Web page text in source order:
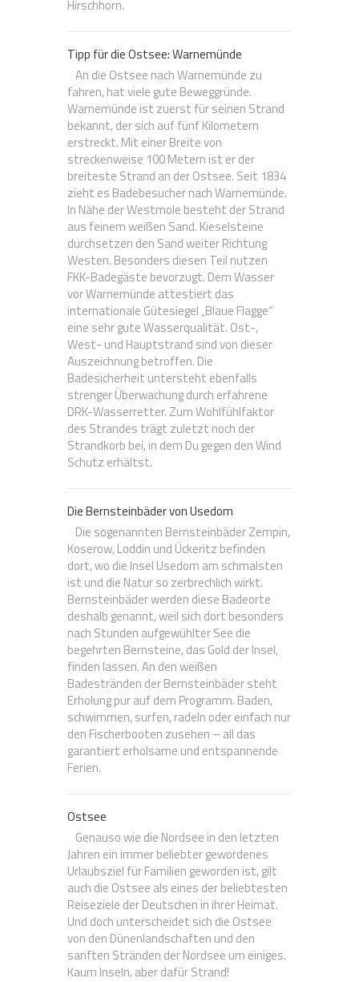
Hirschhorn.
Tipp für die Ostsee: Warnemünde
An die Ostsee nach Warnemünde zu
fahren, hat viele gute Beweggründe.
Warnemünde ist zuerst für seinen Strand
bekannt, der sich auf fünf Kilometern
erstreckt. Mit einer Breite von
streckenweise 100 Metern ist er der
breiteste Strand an der Ostsee. Seit 1834
zieht es Badebesucher nach Warnemünde.
In Nähe der Westmole besteht der Strand
aus feinem weißen Sand. Kieselsteine
durchsetzen den Sand weiter Richtung
Westen. Besonders diesen Teil nutzen
FKK-Badegäste bevorzugt. Dem Wasser
vor Warnemünde attestiert das
internationale Gütesiegel „Blaue Flagge“
eine sehr gute Wasserqualität. Ost-,
West- und Hauptstrand sind von dieser
Auszeichnung betroffen. Die
Badesicherheit untersteht ebenfalls
strenger Überwachung durch erfahrene
DRK-Wasserretter. Zum Wohlfühlfaktor
des Strandes trägt zuletzt noch der
Strandkorb bei, in dem Du gegen den Wind
Schutz erhältst.
Die Bernsteinbäder von Usedom
Die sogenannten Bernsteinbäder Zempin,
Koserow, Loddin und Ückeritz befinden
dort, wo die Insel Usedom am schmalsten
ist und die Natur so zerbrechlich wirkt.
Bernsteinbäder werden diese Badeorte
deshalb genannt, weil sich dort besonders
nach Stunden aufgewühlter See die
begehrten Bernsteine, das Gold der Insel,
finden lassen. An den weißen
Badestränden der Bernsteinbäder steht
Erholung pur auf dem Programm. Baden,
schwimmen, surfen, radeln oder einfach nur
den Fischerbooten zusehen – all das
garantiert erholsame und entspannende
Ferien.
Ostsee
Genauso wie die Nordsee in den letzten
Jahren ein immer beliebter gewordenes
Urlaubsziel für Familien geworden ist, gilt
auch die Ostsee als eines der beliebtesten
Reiseziele der Deutschen in ihrer Heimat.
Und doch unterscheidet sich die Ostsee
von den Dünenlandschaften und den
sanften Stränden der Nordsee um einiges.
Kaum Inseln, aber dafür Strand!